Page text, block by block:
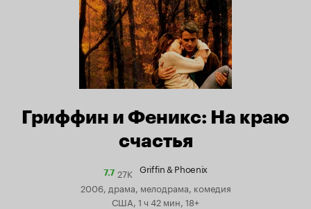
Гриффин и Феникс: На краю
счастья
7.7Рейтинг
7.7
27K Griffin & Phoenix
2006, драма, мелодрама, комедия
США, 1 ч 42 мин, 18+